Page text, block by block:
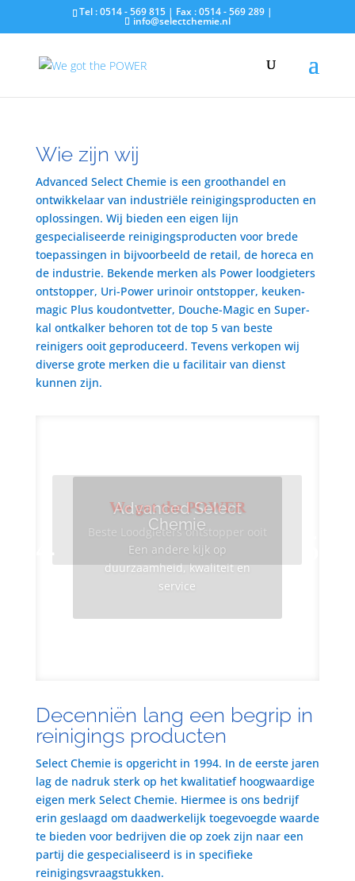
Tel : 0514 - 569 815 | Fax : 0514 - 569 289 |
info@selectchemie.nl
Wie zijn wij
Advanced Select Chemie is een groothandel en
ontwikkelaar van industriële reinigingsproducten en
oplossingen. Wij bieden een eigen lijn
gespecialiseerde reinigingsproducten voor brede
toepassingen in bijvoorbeeld de retail, de horeca en
de industrie. Bekende merken als Power loodgieters
ontstopper, Uri-Power urinoir ontstopper, keuken-
magic Plus koudontvetter, Douche-Magic en Super-
kal ontkalker behoren tot de top 5 van beste
reinigers ooit geproduceerd. Tevens verkopen wij
diverse grote merken die u facilitair van dienst
kunnen zijn.
Advanced Select
Chemie
Een andere kijk op
duurzaamheid, kwaliteit en
service
We got the POWER
Beste Loodgieters ontstopper ooit
Decenniën lang een begrip in
reinigings producten
Select Chemie is opgericht in 1994. In de eerste jaren
lag de nadruk sterk op het kwalitatief hoogwaardige
eigen merk Select Chemie. Hiermee is ons bedrijf
erin geslaagd om daadwerkelijk toegevoegde waarde
te bieden voor bedrijven die op zoek zijn naar een
partij die gespecialiseerd is in specifieke
reinigingsvraagstukken.